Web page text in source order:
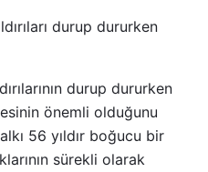
durup dururken
durup dururken
önemli olduğunu
56 yıldır boğucu bir
sürekli olarak